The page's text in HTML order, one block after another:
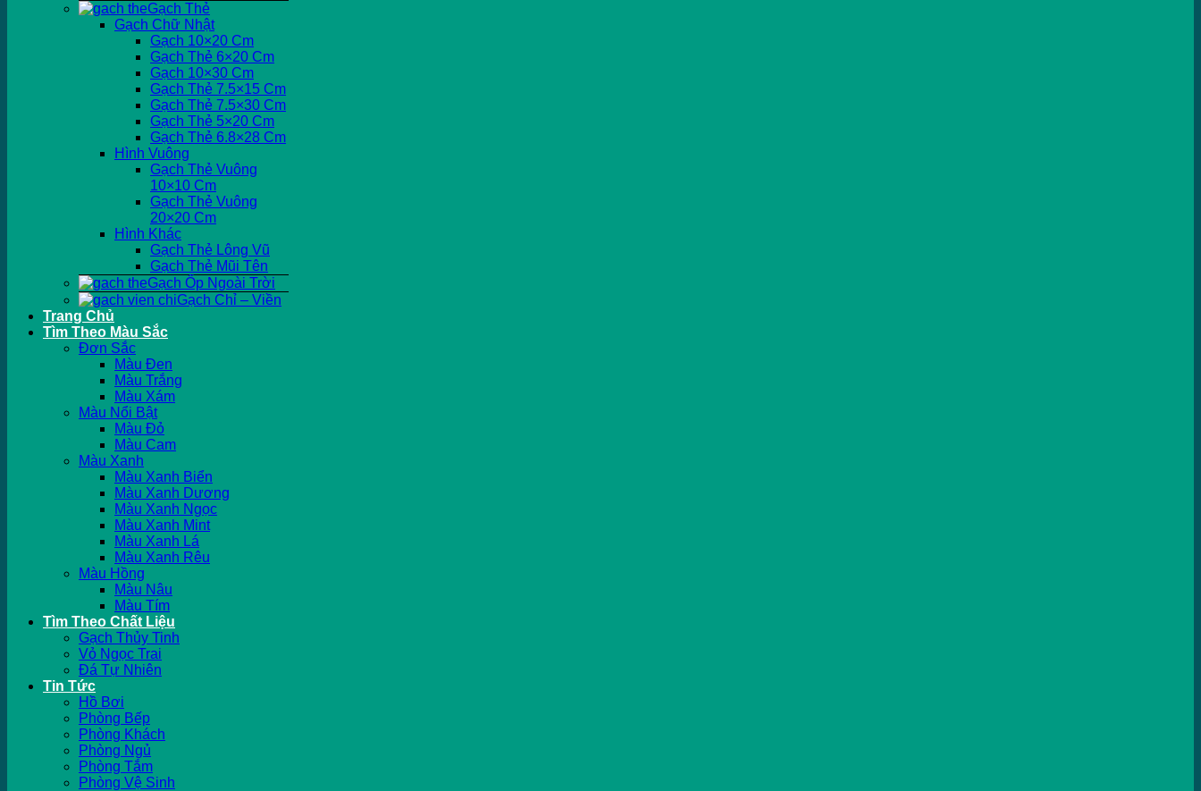
Gạch Thẻ
Gạch Chữ Nhật
Gạch 10×20 Cm
Gạch Thẻ 6×20 Cm
Gạch 10×30 Cm
Gạch Thẻ 7.5×15 Cm
Gạch Thẻ 7.5×30 Cm
Gạch Thẻ 5×20 Cm
Gạch Thẻ 6.8×28 Cm
Hình Vuông
Gạch Thẻ Vuông
10×10 Cm
Gạch Thẻ Vuông
20×20 Cm
Hình Khác
Gạch Thẻ Lông Vũ
Gạch Thẻ Mũi Tên
Gạch Ốp Ngoài Trời
Gạch Chỉ – Viền
Trang Chủ
Tìm Theo Màu Sắc
Đơn Sắc
Màu Đen
Màu Trắng
Màu Xám
Màu Nổi Bật
Màu Đỏ
Màu Cam
Màu Xanh
Màu Xanh Biển
Màu Xanh Dương
Màu Xanh Ngọc
Màu Xanh Mint
Màu Xanh Lá
Màu Xanh Rêu
Màu Hồng
Màu Nâu
Màu Tím
Tìm Theo Chất Liệu
Gạch Thủy Tinh
Vỏ Ngọc Trai
Đá Tự Nhiên
Tin Tức
Hồ Bơi
Phòng Bếp
Phòng Khách
Phòng Ngủ
Phòng Tắm
Phòng Vệ Sinh